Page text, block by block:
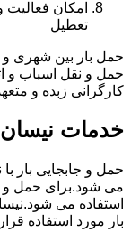
تعطیل
حمل بار بین شهری و
حمل و نقل اسباب و
کارگرانی زبده و
خدمات نیسان
حمل و جابجایی بار
استفاده می
بار مورد استفاده